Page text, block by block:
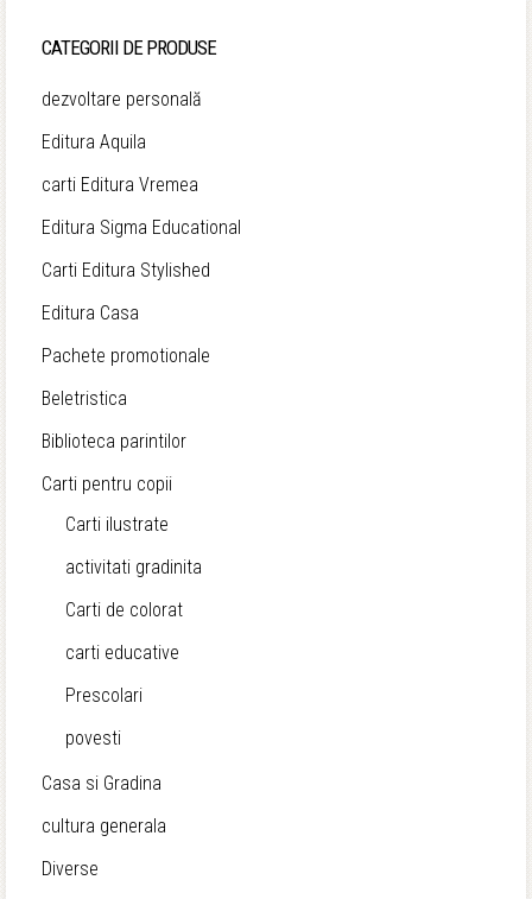
fost:
22,50 lei.
CATEGORII DE PRODUSE
dezvoltare personală
Editura Aquila
carti Editura Vremea
Editura Sigma Educational
Carti Editura Stylished
Editura Casa
Pachete promotionale
Beletristica
Biblioteca parintilor
Carti pentru copii
Carti ilustrate
activitati gradinita
Carti de colorat
carti educative
Prescolari
povesti
Casa si Gradina
cultura generala
Diverse